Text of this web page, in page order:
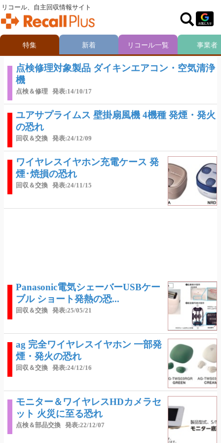
点検修理対象製品 ダイキンエアコン・空気清浄
機
点検＆修理 発表:14/10/17
ユアサプライムス 壁掛扇風機 4機種 発煙・発火
の恐れ
回収＆交換 発表:24/12/09
ワイヤレスイヤホン充電ケース 発
煙･焼損の恐れ
回収＆交換 発表:24/11/15
Panasonic電気シェーバーUSBケー
ブル ショート発熱の恐...
回収＆交換 発表:25/05/21
ag 完全ワイヤレスイヤホン 一部発
煙・発火の恐れ
回収＆交換 発表:24/12/16
モニター＆ワイヤレスHDカメラセ
ット 火災に至る恐れ
点検＆部品交換 発表:22/12/07
リコール、自主回収情報サイト
特集 新着 リコール一覧 事業者